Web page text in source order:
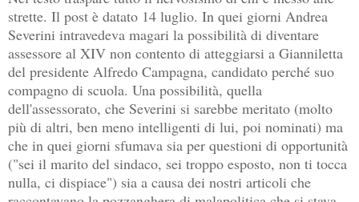
strette. Il post è datato 14 luglio. In quei giorni Andrea
Severini intravedeva magari la possibilità di diventare
assessore al XIV non contento di atteggiarsi a Gianniletta
del presidente Alfredo Campagna, candidato perché suo
compagno di scuola. Una possibilità, quella
dell'assessorato, che Severini si sarebbe meritato (molto
più di altri, ben meno intelligenti di lui, poi nominati) ma
che in quei giorni sfumava sia per questioni di opportunità
("sei il marito del sindaco, sei troppo esposto, non ti tocca
nulla, ci dispiace") sia a causa dei nostri articoli che